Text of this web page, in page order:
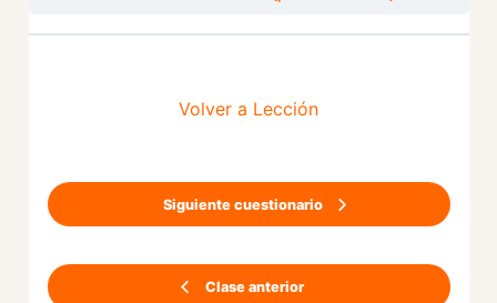
Clase anterior
Volver a Lección
Siguiente cuestionario